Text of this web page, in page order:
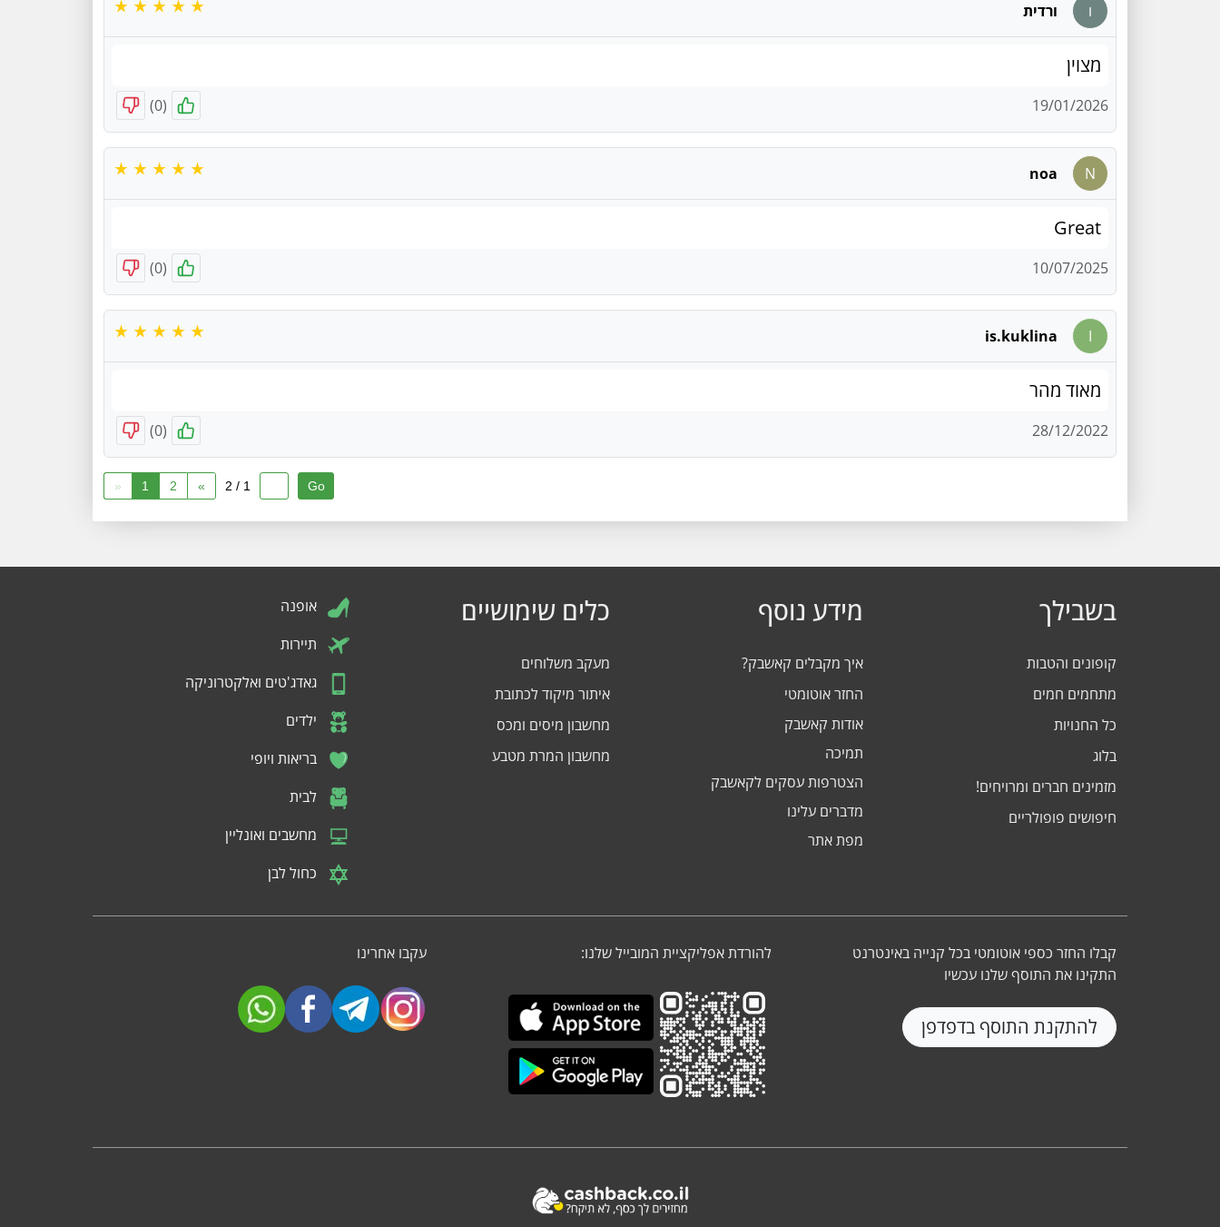
ו ורדית
מצוין
19/01/2026
(
0
)
N
noa
Great
10/07/2025
(
0
)
I
is.kuklina
מאוד מהר
28/12/2022
(
0
)
« 1 2 » 1 / 2
בשבילך
קופונים והטבות
מתחמים חמים
כל החנויות
בלוג
מזמינים חברים ומרויחים!
חיפושים פופולריים
מידע נוסף
איך מקבלים קאשבק?
החזר אוטומטי
אודות קאשבק
תמיכה
הצטרפות עסקים לקאשבק
מדברים עלינו
מפת אתר
כלים שימושיים
מעקב משלוחים
איתור מיקוד לכתובת
מחשבון מיסים ומכס
מחשבון המרת מטבע
אופנה
תיירות
גאדג'טים ואלקטרוניקה
ילדים
בריאות ויופי
לבית
מחשבים ואונליין
כחול לבן
קבלו החזר כספי אוטומטי בכל קנייה באינטרנט
התקינו את התוסף שלנו עכשיו
להתקנת התוסף בדפדפן
להורדת אפליקציית המובייל שלנו: עקבו אחרינו